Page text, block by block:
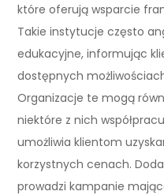
które oferują wsparcie
Takie instytucje często
edukacyjne, informując
dostępnych
Organizacje te mogą
niektóre z nich
umożliwia klientom
korzystnych cenach.
prowadzi kampanie